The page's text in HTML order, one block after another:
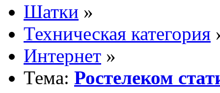
Шатки »
Техническая категория
Интернет »
Тема: Ростелеком